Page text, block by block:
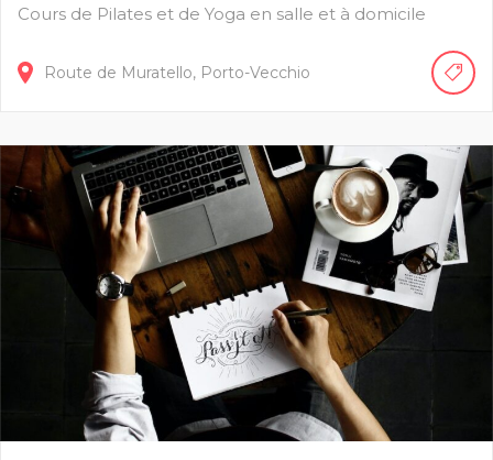
Cours de Pilates et de Yoga en salle et à domicile
Route de Muratello, Porto-Vecchio